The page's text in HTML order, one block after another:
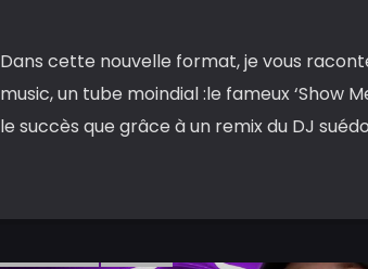
Dans cette nouvelle format, je vous
music, un tube moindial :le fameux ‘Show
le succès que grâce à un remix du DJ